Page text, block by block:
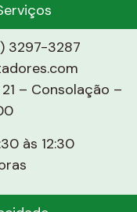
3297-3287
– Consolação –
às 12:30